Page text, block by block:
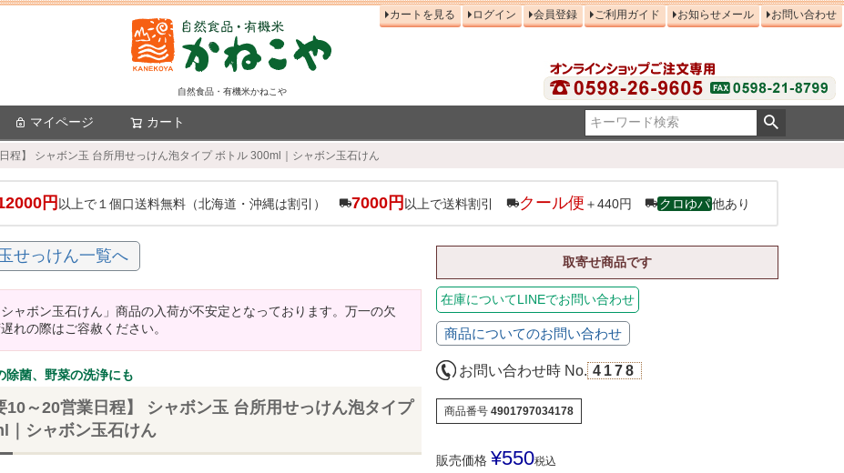
自然食品・有機米かねこや
カートを見る ログイン 会員登録 ご利用ガイド お知らせメール お問い合わせ
マイページ カート
程】 シャボン玉 台所用せっけん泡タイプ ボトル 300ml｜シャボン玉石けん
円 以上で１個口送料無料（北海道・沖縄は割引） 7000円 以上で送料割引 クール便 ＋440円 クロゆパ他あり
せっけん一覧へ
ャボン玉石けん」商品の入荷が不安定となっております。万一の欠
れの際はご容赦ください。
除菌、野菜の洗浄にも
10～20営業日程】 シャボン玉 台所用せっけん泡タイプ
｜シャボン玉石けん
取寄せ商品です
在庫についてLINEでお問い合わせ
商品についてのお問い合わせ
お問い合わせ時 No. 4178
商品番号 4901797034178
販売価格 ¥550税込